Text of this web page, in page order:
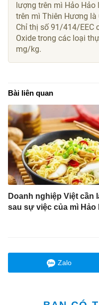
lượng trên mì Hảo
trên mì Thiên Hương
Chỉ thị số 91/414/EEC
Oxide trong các loại
mg/kg.
Bài liên quan
Doanh nghiệp Việt cần
sau sự việc của mì Hảo
Zalo